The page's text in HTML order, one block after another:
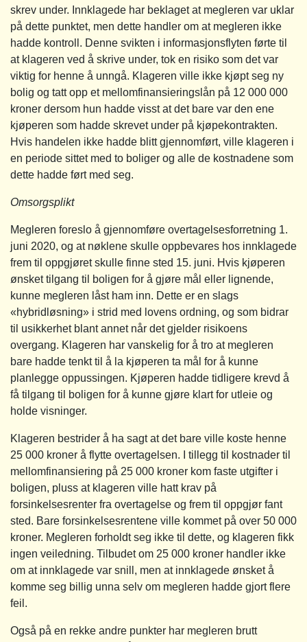
skrev under. Innklagede har beklaget at megleren var uklar
på dette punktet, men dette handler om at megleren ikke
hadde kontroll. Denne svikten i informasjonsflyten førte til
at klageren ved å skrive under, tok en risiko som det var
viktig for henne å unngå. Klageren ville ikke kjøpt seg ny
bolig og tatt opp et mellomfinansieringslån på 12 000 000
kroner dersom hun hadde visst at det bare var den ene
kjøperen som hadde skrevet under på kjøpekontrakten.
Hvis handelen ikke hadde blitt gjennomført, ville klageren i
en periode sittet med to boliger og alle de kostnadene som
dette hadde ført med seg.
Omsorgsplikt
Megleren foreslo å gjennomføre overtagelsesforretning 1.
juni 2020, og at nøklene skulle oppbevares hos innklagede
frem til oppgjøret skulle finne sted 15. juni. Hvis kjøperen
ønsket tilgang til boligen for å gjøre mål eller lignende,
kunne megleren låst ham inn. Dette er en slags
«hybridløsning» i strid med lovens ordning, og som bidrar
til usikkerhet blant annet når det gjelder risikoens
overgang. Klageren har vanskelig for å tro at megleren
bare hadde tenkt til å la kjøperen ta mål for å kunne
planlegge oppussingen. Kjøperen hadde tidligere krevd å
få tilgang til boligen for å kunne gjøre klart for utleie og
holde visninger.
Klageren bestrider å ha sagt at det bare ville koste henne
25 000 kroner å flytte overtagelsen. I tillegg til kostnader til
mellomfinansiering på 25 000 kroner kom faste utgifter i
boligen, pluss at klageren ville hatt krav på
forsinkelsesrenter fra overtagelse og frem til oppgjør fant
sted. Bare forsinkelsesrentene ville kommet på over 50 000
kroner. Megleren forholdt seg ikke til dette, og klageren fikk
ingen veiledning. Tilbudet om 25 000 kroner handler ikke
om at innklagede var snill, men at innklagede ønsket å
komme seg billig unna selv om megleren hadde gjort flere
feil.
Også på en rekke andre punkter har megleren brutt